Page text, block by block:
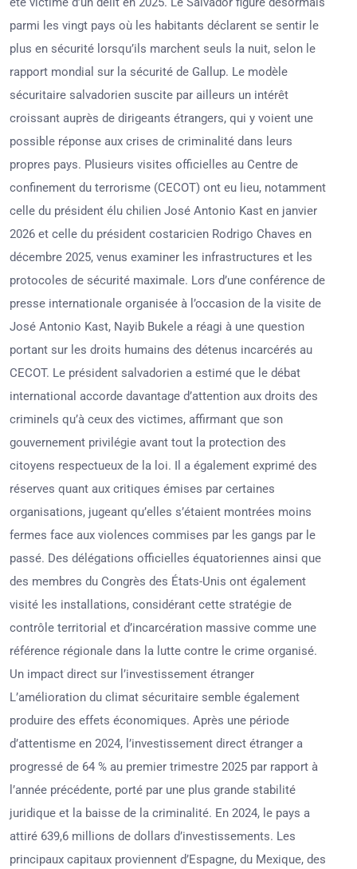
parmi les vingt pays où les habitants déclarent se sentir le
plus en sécurité lorsqu’ils marchent seuls la nuit, selon le
rapport mondial sur la sécurité de Gallup. Le modèle
sécuritaire salvadorien suscite par ailleurs un intérêt
croissant auprès de dirigeants étrangers, qui y voient une
possible réponse aux crises de criminalité dans leurs
propres pays. Plusieurs visites officielles au Centre de
confinement du terrorisme (CECOT) ont eu lieu, notamment
celle du président élu chilien José Antonio Kast en janvier
2026 et celle du président costaricien Rodrigo Chaves en
décembre 2025, venus examiner les infrastructures et les
protocoles de sécurité maximale. Lors d’une conférence de
presse internationale organisée à l’occasion de la visite de
José Antonio Kast, Nayib Bukele a réagi à une question
portant sur les droits humains des détenus incarcérés au
CECOT. Le président salvadorien a estimé que le débat
international accorde davantage d’attention aux droits des
criminels qu’à ceux des victimes, affirmant que son
gouvernement privilégie avant tout la protection des
citoyens respectueux de la loi. Il a également exprimé des
réserves quant aux critiques émises par certaines
organisations, jugeant qu’elles s’étaient montrées moins
fermes face aux violences commises par les gangs par le
passé. Des délégations officielles équatoriennes ainsi que
des membres du Congrès des États-Unis ont également
visité les installations, considérant cette stratégie de
contrôle territorial et d’incarcération massive comme une
référence régionale dans la lutte contre le crime organisé.
Un impact direct sur l’investissement étranger
L’amélioration du climat sécuritaire semble également
produire des effets économiques. Après une période
d’attentisme en 2024, l’investissement direct étranger a
progressé de 64 % au premier trimestre 2025 par rapport à
l’année précédente, porté par une plus grande stabilité
juridique et la baisse de la criminalité. En 2024, le pays a
attiré 639,6 millions de dollars d’investissements. Les
principaux capitaux proviennent d’Espagne, du Mexique, des